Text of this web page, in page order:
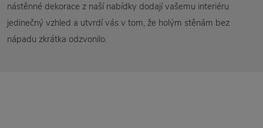
nástěnné dekorace z naší nabídky dodají vašemu interiéru
jedinečný vzhled a utvrdí vás v tom, že holým stěnám bez
nápadu zkrátka odzvonilo.